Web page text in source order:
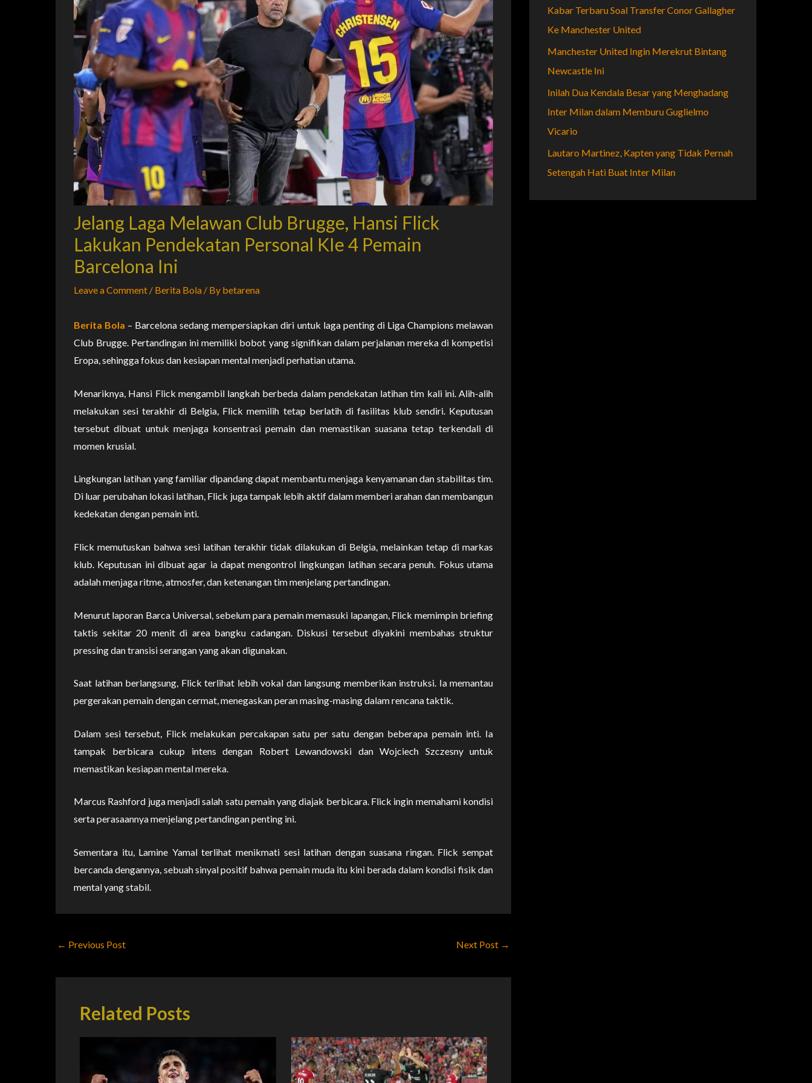
Jelang Laga Melawan Club Brugge, Hansi Flick
Lakukan Pendekatan Personal KIe 4 Pemain
Barcelona Ini
Leave a Comment / Berita Bola / By betarena
Berita Bola – Barcelona sedang mempersiapkan diri untuk laga penting di Liga Champions melawan
Club Brugge. Pertandingan ini memiliki bobot yang signifikan dalam perjalanan mereka di kompetisi
Eropa, sehingga fokus dan kesiapan mental menjadi perhatian utama.
Menariknya, Hansi Flick mengambil langkah berbeda dalam pendekatan latihan tim kali ini. Alih-alih
melakukan sesi terakhir di Belgia, Flick memilih tetap berlatih di fasilitas klub sendiri. Keputusan
tersebut dibuat untuk menjaga konsentrasi pemain dan memastikan suasana tetap terkendali di
momen krusial.
Lingkungan latihan yang familiar dipandang dapat membantu menjaga kenyamanan dan stabilitas tim.
Di luar perubahan lokasi latihan, Flick juga tampak lebih aktif dalam memberi arahan dan membangun
kedekatan dengan pemain inti.
Flick memutuskan bahwa sesi latihan terakhir tidak dilakukan di Belgia, melainkan tetap di markas
klub. Keputusan ini dibuat agar ia dapat mengontrol lingkungan latihan secara penuh. Fokus utama
adalah menjaga ritme, atmosfer, dan ketenangan tim menjelang pertandingan.
Menurut laporan Barca Universal, sebelum para pemain memasuki lapangan, Flick memimpin briefing
taktis sekitar 20 menit di area bangku cadangan. Diskusi tersebut diyakini membahas struktur
pressing dan transisi serangan yang akan digunakan.
Saat latihan berlangsung, Flick terlihat lebih vokal dan langsung memberikan instruksi. Ia memantau
pergerakan pemain dengan cermat, menegaskan peran masing-masing dalam rencana taktik.
Dalam sesi tersebut, Flick melakukan percakapan satu per satu dengan beberapa pemain inti. Ia
tampak berbicara cukup intens dengan Robert Lewandowski dan Wojciech Szczesny untuk
memastikan kesiapan mental mereka.
Marcus Rashford juga menjadi salah satu pemain yang diajak berbicara. Flick ingin memahami kondisi
serta perasaannya menjelang pertandingan penting ini.
Sementara itu, Lamine Yamal terlihat menikmati sesi latihan dengan suasana ringan. Flick sempat
bercanda dengannya, sebuah sinyal positif bahwa pemain muda itu kini berada dalam kondisi fisik dan
mental yang stabil.
← Previous Post Next Post →
Related Posts
Kabar Terbaru Soal Transfer Conor Gallagher
Ke Manchester United
Manchester United Ingin Merekrut Bintang
Newcastle Ini
Inilah Dua Kendala Besar yang Menghadang
Inter Milan dalam Memburu Guglielmo
Vicario
Lautaro Martinez, Kapten yang Tidak Pernah
Setengah Hati Buat Inter Milan